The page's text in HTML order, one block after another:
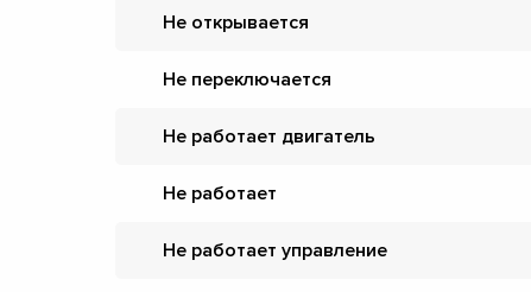
Не открывается
Не переключается
Не работает двигатель
Не работает
Не работает управление